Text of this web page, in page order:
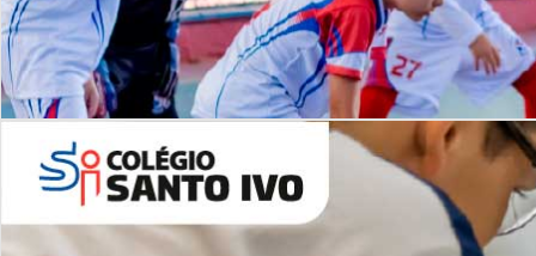
Desafios | Saiba mais